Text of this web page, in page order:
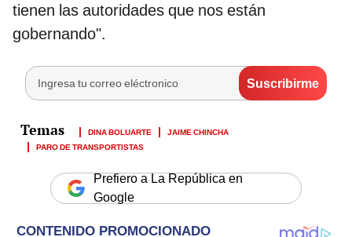
tienen las autoridades que nos están
gobernando".
DINA BOLUARTE
JAIME CHINCHA
PARO DE TRANSPORTISTAS
Prefiero a La República en
Google